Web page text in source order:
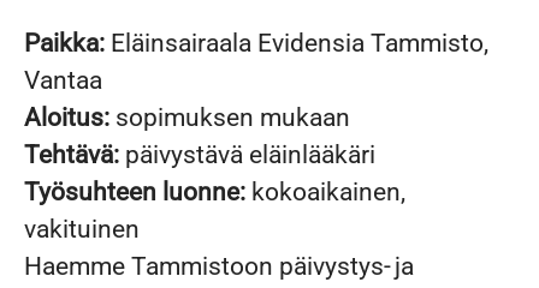
Paikka: Eläinsairaala Evidensia Tammisto,
Vantaa
Aloitus: sopimuksen mukaan
Tehtävä: päivystävä eläinlääkäri
Työsuhteen luonne: kokoaikainen,
vakituinen
Haemme Tammistoon päivystys- ja